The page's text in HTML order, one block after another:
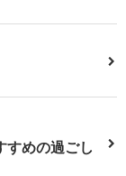
すめの過ごし